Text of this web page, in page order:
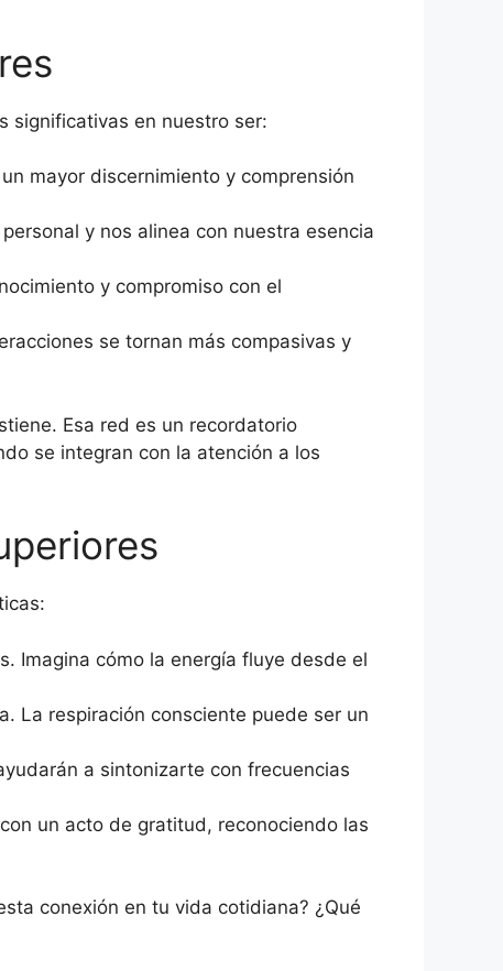
significativas en nuestro ser:
mayor discernimiento y comprensión
y nos alinea con nuestra esencia
y compromiso con el
se tornan más compasivas y
Esa red es un recordatorio
se integran con la atención a los
Imagina cómo la energía fluye desde el
La respiración consciente puede ser un
a sintonizarte con frecuencias
un acto de gratitud, reconociendo las
conexión en tu vida cotidiana? ¿Qué